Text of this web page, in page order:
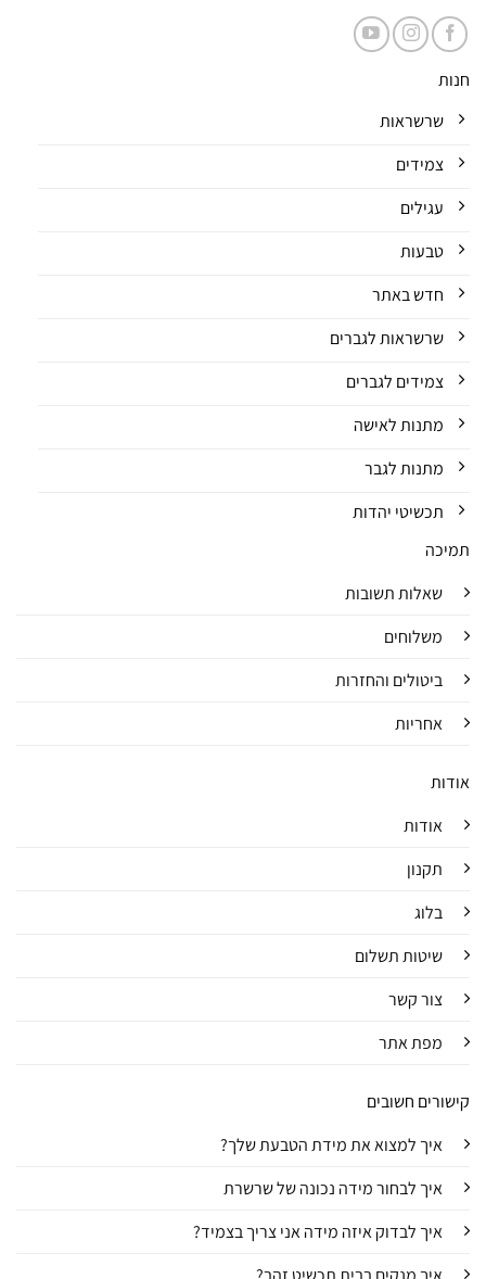
חנות
שרשראות
צמידים
עגילים
טבעות
חדש באתר
שרשראות לגברים
צמידים לגברים
מתנות לאישה
מתנות לגבר
תכשיטי יהדות
תמיכה
שאלות תשובות
משלוחים
ביטולים והחזרות
אחריות
אודות
אודות
תקנון
בלוג
שיטות תשלום
צור קשר
מפת אתר
קישורים חשובים
איך למצוא את מידת הטבעת שלך?
איך לבחור מידה נכונה של שרשרת
איך לבדוק איזה מידה אני צריך בצמיד?